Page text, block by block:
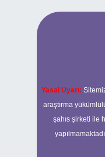
Yasal Uyarı:
araştırma
şahıs şirketi ile